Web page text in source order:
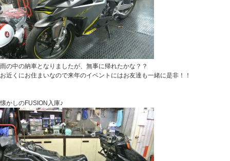
雨の中の納車となりましたが、無事に帰れたかな？？
お近くにお住まいなので来年のイベントにはお友達も一緒に是非！！
懐かしのFUSION入庫♪